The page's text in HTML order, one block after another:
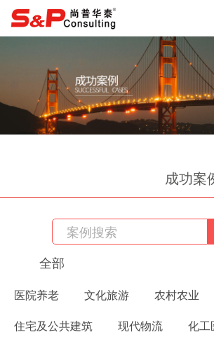
成功案
全部
医院养老 文化旅游
农村农业
住宅及公共建筑
现代物流 化工